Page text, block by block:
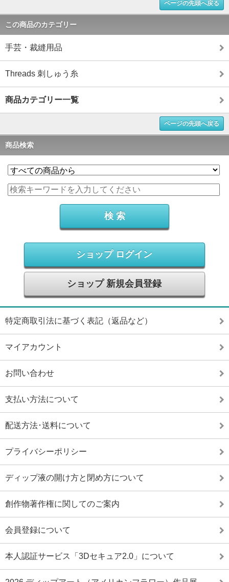
ページの先頭へ戻る
この商品のカテゴリー
手芸・裁縫用品
Threads 刺しゅう糸
商品カテゴリー一覧
ページの先頭へ戻る
商品検索
ショップ ログイン
ショップ 新規会員登録
特定商取引法に基づく表記（返品など）
マイアカウント
お問い合わせ
支払い方法について
配送方法･送料について
プライバシーポリシー
ディップ液の開け方と閉め方について
創作物著作権に関してのご案内
会員登録について
本人認証サービス「3Dセキュア2.0」について